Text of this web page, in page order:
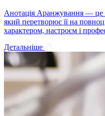
Анотація Аранжування — це
який перетворює її на
характером, настроєм і
Детальніше